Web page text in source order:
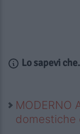
Lo sapevi
MODERNO
domestiche